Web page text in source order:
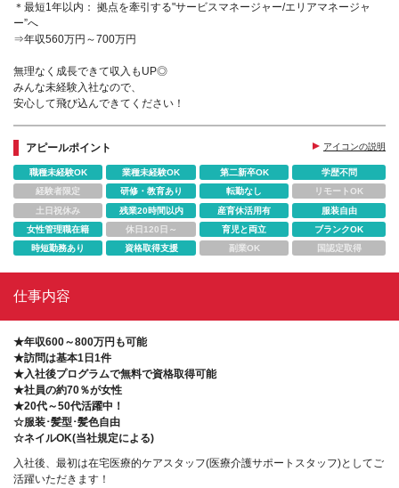
＊最短1年以内： 拠点を牽引する"サービスマネージャー/エリアマネージャ
ー”へ
⇒年収560万円～700万円
無理なく成長できて収入もUP◎
みんな未経験入社なので、
安心して飛び込んできてください！
アピールポイント アイコンの説明
職種未経験OK 業種未経験OK 第二新卒OK
学歴不問
経験者限定
研修・教育あり 転勤なし
リモートOK
土日祝休み
残業20時間以内 産育休活用有
服装自由
女性管理職在籍
休日120日～ 育児と両立
ブランクOK
時短勤務あり
資格取得支援 副業OK 国認定取得
仕事内容
★年収600～800万円も可能
★訪問は基本1日1件
★入社後プログラムで無料で資格取得可能
★社員の約70％が女性
★20代～50代活躍中！
☆服装･髪型･髪色自由
☆ネイルOK(当社規定による)
入社後、最初は在宅医療的ケアスタッフ(医療介護サポートスタッフ)としてご
活躍いただきます！